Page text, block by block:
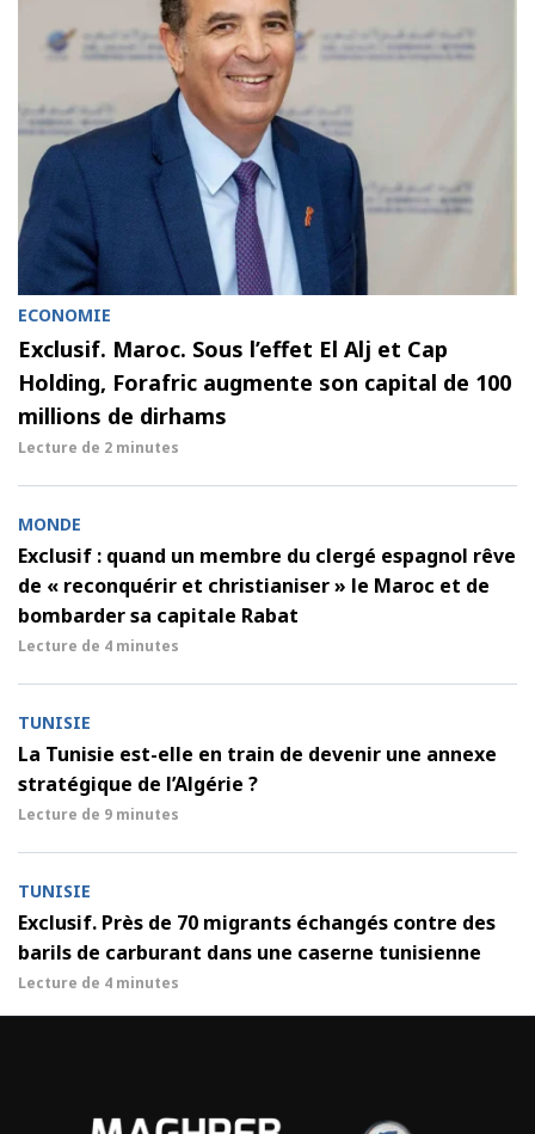
ECONOMIE
Exclusif. Maroc. Sous l’effet El Alj et Cap
Holding, Forafric augmente son capital de 100
millions de dirhams
Lecture de 2 minutes
MONDE
Exclusif : quand un membre du clergé espagnol rêve
de « reconquérir et christianiser » le Maroc et de
bombarder sa capitale Rabat
Lecture de 4 minutes
TUNISIE
La Tunisie est-elle en train de devenir une annexe
stratégique de l’Algérie ?
Lecture de 9 minutes
TUNISIE
Exclusif. Près de 70 migrants échangés contre des
barils de carburant dans une caserne tunisienne
Lecture de 4 minutes